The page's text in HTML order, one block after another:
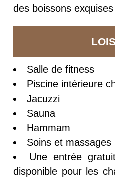
des boissons
Salle de fitness
Piscine intérieure
Jacuzzi
Sauna
Hammam
Soins et massages
Une entrée
disponible pour les